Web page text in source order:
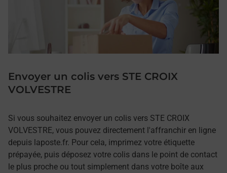
Envoyer un colis vers STE CROIX
VOLVESTRE
Si vous souhaitez envoyer un colis vers STE CROIX
VOLVESTRE, vous pouvez directement l'affranchir en ligne
depuis laposte.fr. Pour cela, imprimez votre étiquette
prépayée, puis déposez votre colis dans le point de contact
le plus proche ou tout simplement dans votre boîte aux